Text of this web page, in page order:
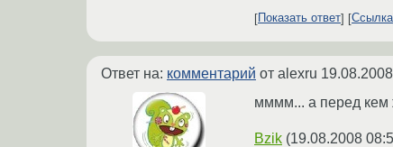
Показать ответ Ссылка
Ответ на: комментарий от alexru
мммм... а перед кем
Bzik (19.08.2008